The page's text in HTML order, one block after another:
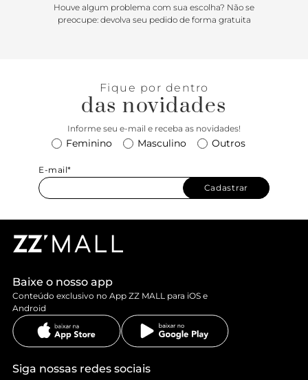
Houve algum problema com sua escolha? Não se
preocupe: devolva seu pedido de forma gratuita
Fique por dentro
das novidades
Informe seu e-mail e receba as novidades!
Feminino Masculino Outros
E-mail*
Cadastrar
Baixe o nosso app
Conteúdo exclusivo no App ZZ MALL para iOS e
Android
Siga nossas redes sociais